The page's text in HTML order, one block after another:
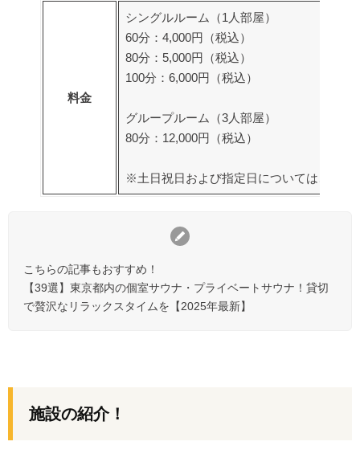
料金
シングルルーム（1人部屋）
60分：4,000円（税込）
80分：5,000円（税込）
100分：6,000円（税込）
グループルーム（3人部屋）
80分：12,000円（税込）
※土日祝日および指定日については、追加
こちらの記事もおすすめ！
【39選】東京都内の個室サウナ・プライベートサウナ！貸切
で贅沢なリラックスタイムを【2025年最新】
施設の紹介！